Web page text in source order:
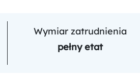
Wymiar zatrudnienia
pełny etat